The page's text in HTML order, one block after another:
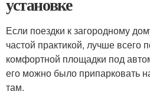
Если поездки к загородному
частой практикой, лучше всего
комфортной площадки под
его можно было припарковать
там.